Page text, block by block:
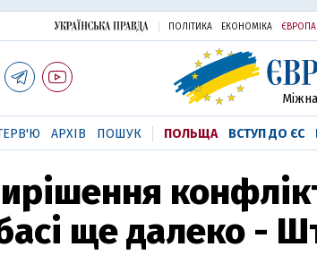
ПОЛІТИКА ЕКОНОМІКА ЄВРОПА
АРХІВ ПОШУК ПОЛЬЩА ВСТУП ДО ЄС
ще далеко -